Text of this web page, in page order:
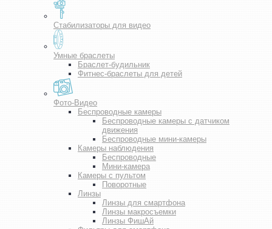
Стабилизаторы для видео
Умные браслеты
Браслет-будильник
Фитнес-браслеты для детей
Фото-Видео
Беспроводные камеры
Беспроводные камеры с датчиком
движения
Беспроводные мини-камеры
Камеры наблюдения
Беспроводные
Мини-камера
Камеры с пультом
Поворотные
Линзы
Линзы для смартфона
Линзы макросъемки
Линзы ФишАй